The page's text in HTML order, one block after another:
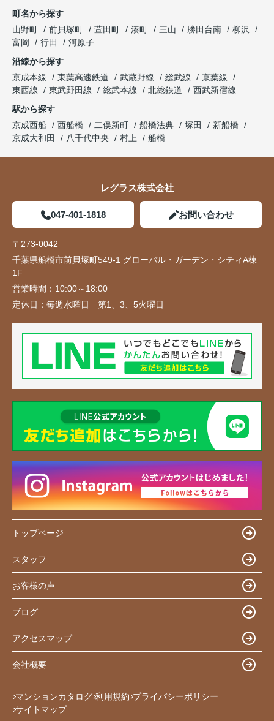
町名から探す
山野町
前貝塚町 萱田町 湊町 三山 勝田台南
柳沢
富岡
行田
河原子
沿線から探す
京成本線
東葉高速鉄道 武蔵野線 総武線
京葉線
東西線
東武野田線 総武本線 北総鉄道
西武新宿線
駅から探す
京成西船
西船橋 二俣新町 船橋法典 塚田
新船橋
京成大和田
八千代中央 村上 船橋
レグラス株式会社
047-401-1818 お問い合わせ
〒273-0042
千葉県船橋市前貝塚町549-1 グローバル・ガーデン・シティA棟
1F
営業時間： 10:00～18:00
定休日： 毎週水曜日 第1、3、5火曜日
トップページ
スタッフ
お客様の声
ブログ
アクセスマップ
会社概要
マンションカタログ 利用規約 プライバシーポリシー
サイトマップ